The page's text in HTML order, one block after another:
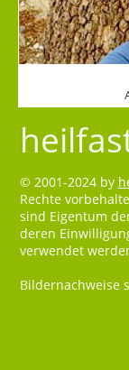
© 2001-2024 by
Rechte
sind Eigentum
deren
verwendet
Bildernachweise